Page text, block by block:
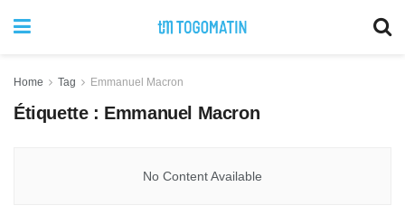
Home Tag Emmanuel Macron
Étiquette : Emmanuel Macron
No Content Available